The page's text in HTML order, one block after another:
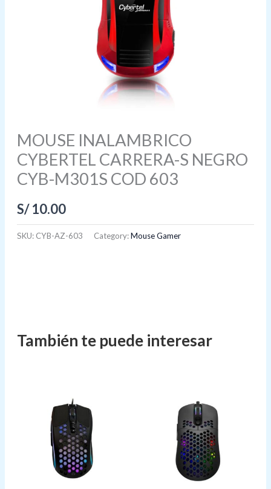
MOUSE INALAMBRICO
CYBERTEL CARRERA-S NEGRO
CYB-M301S COD 603
S/10.00
SKU: CYB-AZ-603 Category:Mouse Gamer